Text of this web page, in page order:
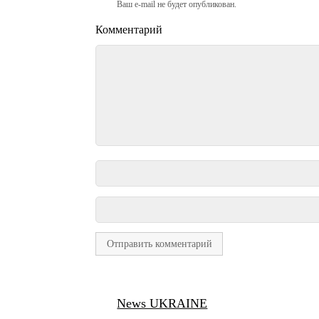
Ваш e-mail не будет опубликован.
Комментарий
News UKRAINE